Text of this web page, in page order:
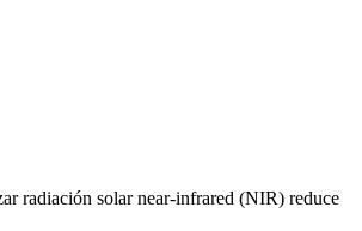
radiación solar near-infrared (NIR) reduce